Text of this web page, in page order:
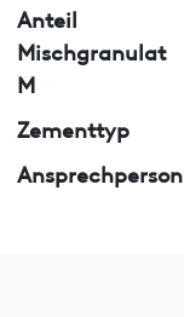
Anteil
Mischgranulat
M
Zementtyp
Ansprechperson